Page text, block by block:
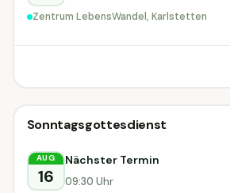
Zentrum LebensWandel, Karlstetten
Sonstiges
Dürnstein
Sonstiges
Sonntagsgottesdienst
AUG
16
Nächster Termin
09:30 Uhr